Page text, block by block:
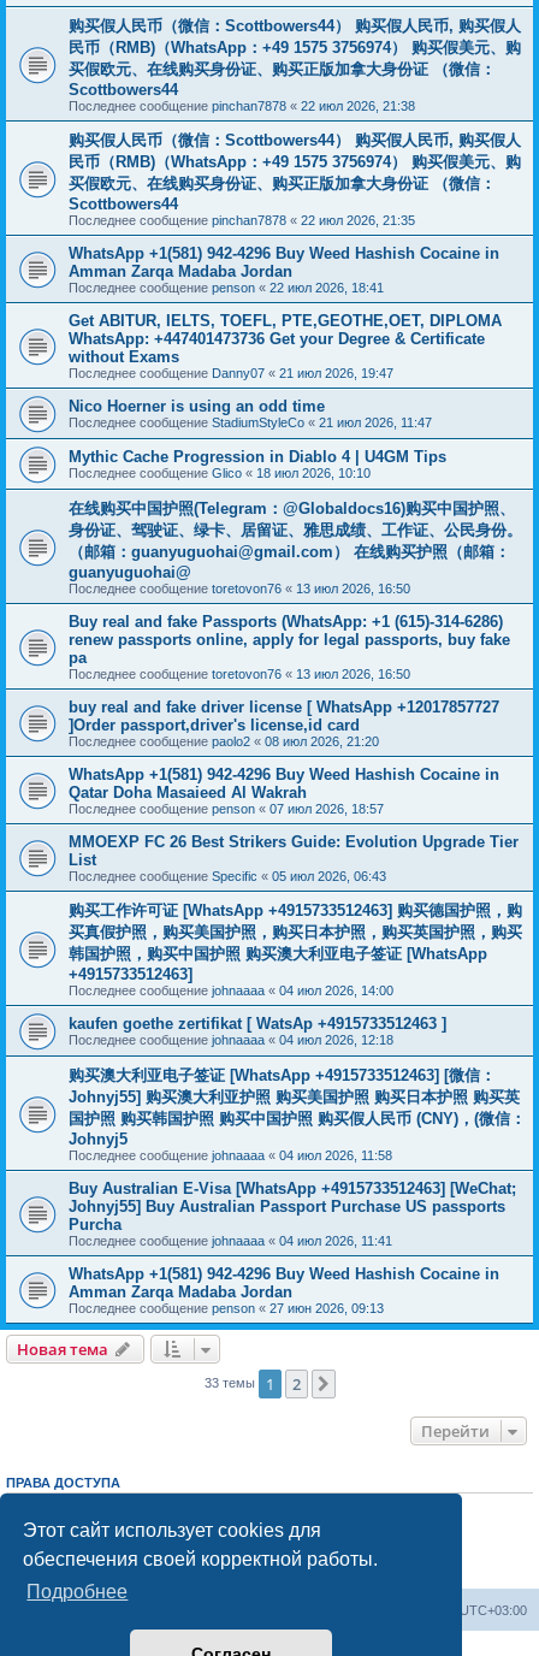
Этот сайт использует cookies для
обеспечения своей корректной работы.
Подробнее
购买假人民币（微信：Scottbowers44） 购买假人民币, 购买假人
民币（RMB)（WhatsApp：+49 1575 3756974） 购买假美元、购
买假欧元、在线购买身份证、购买正版加拿大身份证 （微信：
Scottbowers44
Последнее сообщение pinchan7878 « 22 июл 2026, 21:38
购买假人民币（微信：Scottbowers44） 购买假人民币, 购买假人
民币（RMB)（WhatsApp：+49 1575 3756974） 购买假美元、购
买假欧元、在线购买身份证、购买正版加拿大身份证 （微信：
Scottbowers44
Последнее сообщение pinchan7878 « 22 июл 2026, 21:35
WhatsApp +1(581) 942-4296 Buy Weed Hashish Cocaine in
Amman Zarqa Madaba Jordan
Последнее сообщение penson « 22 июл 2026, 18:41
Get ABITUR, IELTS, TOEFL, PTE,GEOTHE,OET, DIPLOMA
WhatsApp: +447401473736 Get your Degree & Certificate
without Exams
Последнее сообщение Danny07 « 21 июл 2026, 19:47
Nico Hoerner is using an odd time
Последнее сообщение StadiumStyleCo « 21 июл 2026, 11:47
Mythic Cache Progression in Diablo 4 | U4GM Tips
Последнее сообщение Glico « 18 июл 2026, 10:10
在线购买中国护照(Telegram：@Globaldocs16)购买中国护照、
身份证、驾驶证、绿卡、居留证、雅思成绩、工作证、公民身份。
（邮箱： guanyuguohai@gmail.com ） 在线购买护照（邮箱：
guanyuguohai@
Последнее сообщение toretovon76 « 13 июл 2026, 16:50
Buy real and fake Passports (WhatsApp: +1 (615)-314-6286)
renew passports online, apply for legal passports, buy fake
pa
Последнее сообщение toretovon76 « 13 июл 2026, 16:50
buy real and fake driver license [ WhatsApp +12017857727
]Order passport,driver's license,id card
Последнее сообщение paolo2 « 08 июл 2026, 21:20
WhatsApp +1(581) 942-4296 Buy Weed Hashish Cocaine in
Qatar Doha Masaieed Al Wakrah
Последнее сообщение penson « 07 июл 2026, 18:57
MMOEXP FC 26 Best Strikers Guide: Evolution Upgrade Tier
List
Последнее сообщение Specific « 05 июл 2026, 06:43
购买工作许可证 [WhatsApp +4915733512463] 购买德国护照，购
买真假护照，购买美国护照，购买日本护照，购买英国护照，购买
韩国护照，购买中国护照 购买澳大利亚电子签证 [WhatsApp
+4915733512463]
Последнее сообщение johnaaaa « 04 июл 2026, 14:00
kaufen goethe zertifikat [ WatsAp +4915733512463 ]
Последнее сообщение johnaaaa « 04 июл 2026, 12:18
购买澳大利亚电子签证 [WhatsApp +4915733512463] [微信：
Johnyj55] 购买澳大利亚护照 购买美国护照 购买日本护照 购买英
国护照 购买韩国护照 购买中国护照 购买假人民币 (CNY)，(微信：
Johnyj5
Последнее сообщение johnaaaa « 04 июл 2026, 11:58
Buy Australian E-Visa [WhatsApp +4915733512463] [WeChat;
Johnyj55] Buy Australian Passport Purchase US passports
Purcha
Последнее сообщение johnaaaa « 04 июл 2026, 11:41
WhatsApp +1(581) 942-4296 Buy Weed Hashish Cocaine in
Amman Zarqa Madaba Jordan
Последнее сообщение penson « 27 июн 2026, 09:13
Новая тема
33 темы 1 2
Перейти
ПРАВА ДОСТУПА
Выне можетеотвечать на сообщения
Выне можетередактировать свои сообщения
Выне можетеудалять свои сообщения
добавлять вложения
UTC+03:00
Создано на основеphpBB® Forum Software © phpBB Limited